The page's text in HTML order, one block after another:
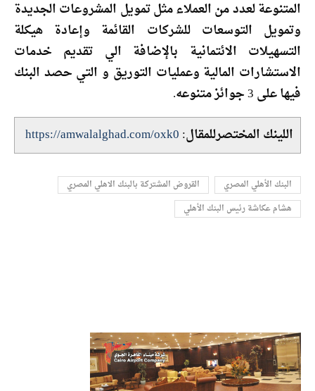
المتنوعة لعدد من العملاء مثل تمويل المشروعات الجديدة
وتمويل التوسعات للشركات القائمة وإعادة هيكلة
التسهيلات الائتمانية بالإضافة الي تقديم خدمات
الاستشارات المالية وعمليات التوريق و التي حصد البنك
فيها على 3 جوائز متنوعه.
اللينك المختصرللمقال:https://amwalalghad.com/oxk0
البنك الأهلي المصري
القروض المشتركة بالبنك الاهلي المصري
هشام عكاشة رئيس البنك الأهلي